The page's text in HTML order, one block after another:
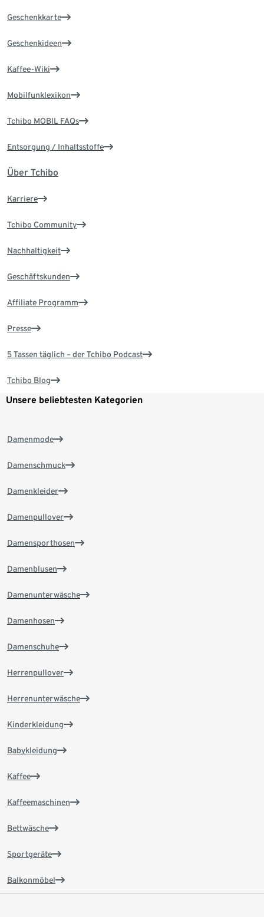
Geschenkkarte
Geschenkideen
Kaffee-Wiki
Mobilfunklexikon
Tchibo MOBIL FAQs
Entsorgung / Inhaltsstoffe
Über Tchibo
Karriere
Tchibo Community
Nachhaltigkeit
Geschäftskunden
Affiliate Programm
Presse
5 Tassen täglich – der Tchibo Podcast
Tchibo Blog
Unsere beliebtesten Kategorien
Damenmode
Damenschmuck
Damenkleider
Damenpullover
Damensporthosen
Damenblusen
Damenunterwäsche
Damenhosen
Damenschuhe
Herrenpullover
Herrenunterwäsche
Kinderkleidung
Babykleidung
Kaffee
Kaffeemaschinen
Bettwäsche
Sportgeräte
Balkonmöbel